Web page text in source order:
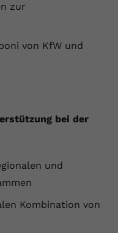
zur
von KfW und
bei der
und
Kombination von
Cookie, um die
des Benutzers zu
YouTube-
gesetzte Cookie
ID, um
speichern, welche